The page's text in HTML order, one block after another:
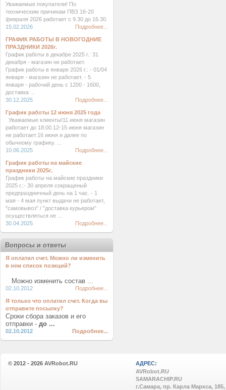
Уважаемые покупатели! По
техническим причинам ПВЗ 16-20
февраля 2026 работает с 9.30 до 16.30.
15.02.2026
Подробнее...
ГРАФИК РАБОТЫ В НОВОГОДНИЕ
ПРАЗДНИКИ 2026г.
График работы в декабре 2025 г.: 31
декабря - магазин не работает.
График работы в январе 2026 г.: - 01/04
января - магазин не работает. - 5
января - рабочий день с 1200 - 1600,
доставка ...
30.12.2025
Подробнее...
График работы 12 июня 2025 года
Уважаемые клиенты!11 июня магазин
работает до 18:00.12-15 июня магазин
не работает.16 июня и далее по
обычному графику. ...
10.06.2025
Подробнее...
График работы на майские
праздники 2025г.
График работы на майские праздники
2025 г.:- 30 апреля сокращеный
предпраздничный день на 1 час. - 1
мая - 4 мая пункт выдачи не работает,
"самовывоз" / "доставка курьером"
осуществляться не ...
30.04.2025
Подробнее...
Вопросы и ответы
Я оплатил счет. Можно ли изменить
в нем список позиций?
Можно изменить состав ...
02.10.2012 Подробнее...
Я только что оплатил счет. Когда вы
отправите посылку?
Сроки сбора заказов и его
отправки - до ...
02.10.2012 Подробнее...
© 2012 - 2026 AVRobot.RU
АДРЕС:
AVRobot.RU
SAMARACHIP.RU
г.Самара, пр. Карла Маркса, 185,